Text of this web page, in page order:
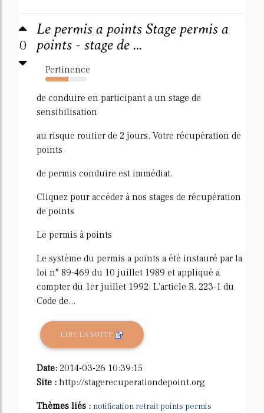
0
Le permis a points Stage permis a
points - stage de ...
Pertinence
56%
de conduire en participant a un stage de
sensibilisation
au risque routier de 2 jours. Votre récupération de
points
de permis conduire est immédiat.
Cliquez pour accéder à nos stages de récupération
de points
Le permis à points
Le système du permis a points a été instauré par la
loi n° 89-469 du 10 juillet 1989 et appliqué a
compter du 1er juillet 1992. L'article R. 223-1 du
Code de...
LIRE LA SUITE
Date: 2014-03-26 10:39:15
Site : http://stagerecuperationdepoint.org
Thèmes liés : notification retrait points permis